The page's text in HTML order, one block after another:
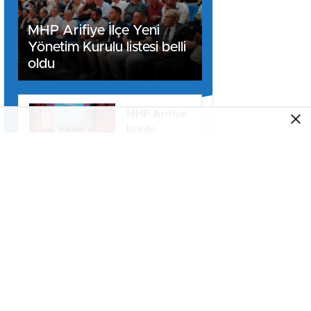
MHP Arifiye İlçe Yeni
Yönetim Kurulu listesi belli
oldu